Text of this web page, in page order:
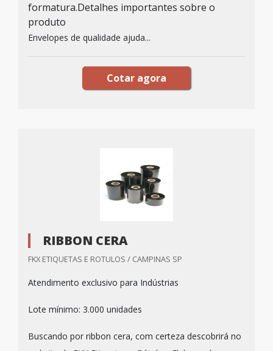
formatura.Detalhes importantes sobre o
produto
Envelopes de qualidade ajuda...
Cotar agora
RIBBON CERA
FKX ETIQUETAS E ROTULOS / CAMPINAS SP
Atendimento exclusivo para Indústrias
Lote mínimo: 3.000 unidades
Buscando por ribbon cera, com certeza descobrirá no